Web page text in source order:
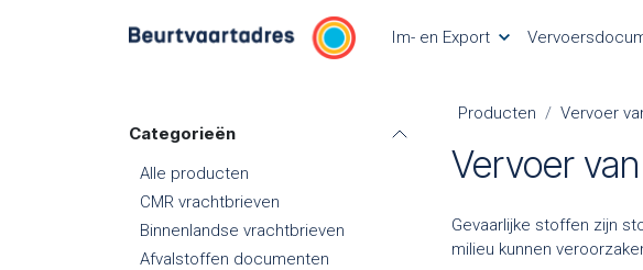
Im- en Export
Categorieën
Alle producten
CMR vrachtbrieven
Binnenlandse vrachtbrieven
Afvalstoffen documenten
Producten Vervoer
Vervoer
Gevaarlijke stoffen zijn
milieu kunnen